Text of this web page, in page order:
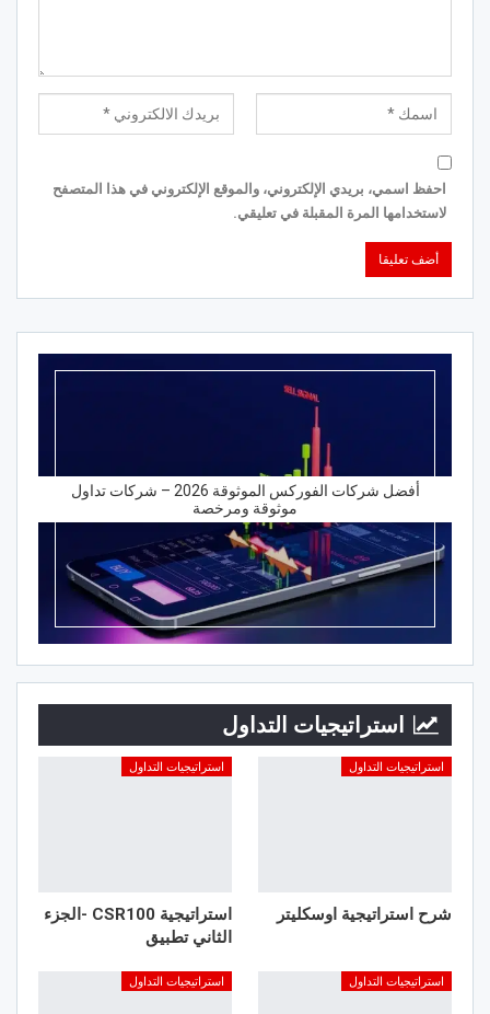
احفظ اسمي، بريدي الإلكتروني، والموقع الإلكتروني في هذا المتصفح
لاستخدامها المرة المقبلة في تعليقي.
أفضل شركات الفوركس الموثوقة 2026 – شركات تداول
موثوقة ومرخصة
استراتيجيات التداول
استراتيجيات التداول
شرح استراتيجية اوسكليتر
استراتيجيات التداول
استراتيجية CSR100 -الجزء
الثاني تطبيق
استراتيجيات التداول استراتيجيات التداول